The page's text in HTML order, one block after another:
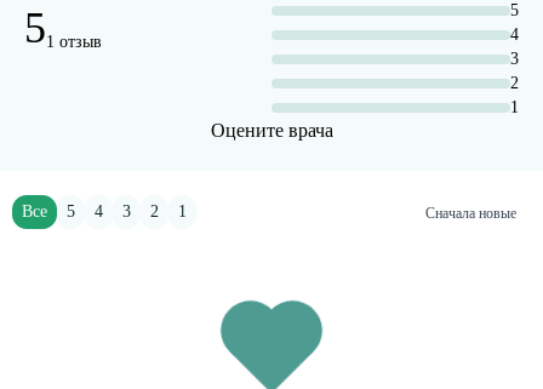
51 отзыв
5
4
3
2
1
Оцените врача
Все 5 4 3 2 1 Сначала новые